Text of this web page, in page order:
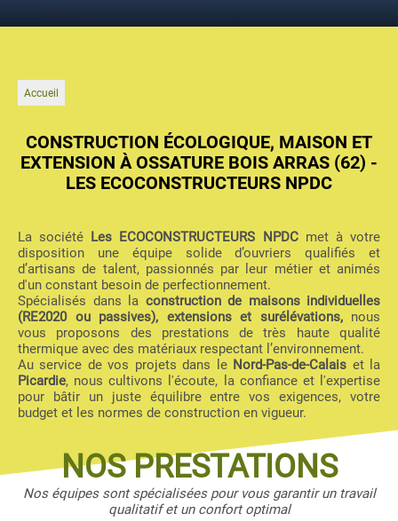
Accueil
CONSTRUCTION ÉCOLOGIQUE, MAISON ET
EXTENSION À OSSATURE BOIS ARRAS (62) -
LES ECOCONSTRUCTEURS NPDC
La société Les ECOCONSTRUCTEURS NPDCmet à votre
disposition une équipe solide d’ouvriers qualifiés et
d’artisans de talent, passionnés par leur métier et animés
d'un constant besoin de perfectionnement.
Spécialisés dans la construction de maisons individuelles
(RE2020 ou passives), extensions et surélévations,nous
vous proposons des prestations de très haute qualité
thermique avec des matériaux respectant l’environnement.
Au service de vos projets dans le Nord-Pas-de-Calais et la
Picardie, nous cultivons l'écoute, la confiance et l'expertise
pour bâtir un juste équilibre entre vos exigences, votre
budget et les normes de construction en vigueur.
NOS PRESTATIONS
Nos équipes sont spécialisées pour vous garantir un travail
qualitatif et un confort optimal